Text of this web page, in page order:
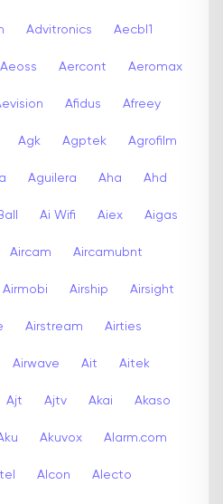
Advitronics Aecbl1
Aeoss Aercont Aeromax
Afidus Afreey
Agk Agptek Agrofilm
Aguilera Aha Ahd
Ai Wifi Aiex Aigas
Aircam Aircamubnt
Airmobi Airship Airsight
Airstream Airties
Airwave Ait Aitek
Ajt Ajtv Akai Akaso
Akuvox Alarm.com
Alcon Alecto